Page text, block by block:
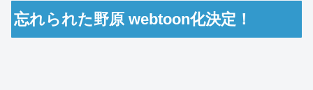
忘れられた野原 webtoon化決定！